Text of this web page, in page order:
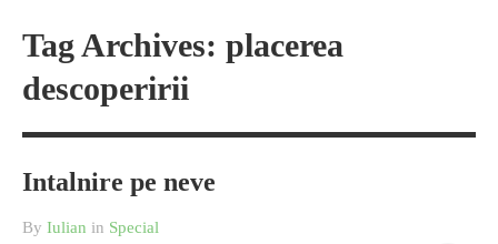
Tag Archives: placerea
descoperirii
Intalnire pe neve
By Iulian in Special